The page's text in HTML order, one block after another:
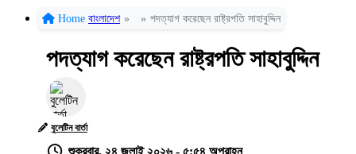
Home বাংলাদেশ » » পদত্যাগ করেছেন রাষ্ট্রপতি সাহাবুদ্দিন
পদত্যাগ করেছেন রাষ্ট্রপতি সাহাবুদ্দিন
বুলেটিন বার্তা